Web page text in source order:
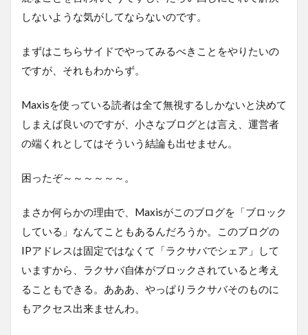
しないような気がしてならないのです。
まずはこちらサイドでやってみるべきことをやりたいの
ですが、それもわからず。
Maxisを使っている読者は全て無視するしかないと決めて
しまえば良いのですが、小さなブログとは言え、運営者
の端くれとしてはそういう結論も出せません。
困ったぞ～～～～～～。
まさか何らかの理由で、Maxisがこのブログを「ブロック
している」なんてこともあるんだろうか。このブログの
IPアドレスは固定ではなくて「ラクサバでシェア」して
いますから、ラクサバ自体がブロックされていると考え
ることもできる。あああ、やっぱりラクサバそのものに
もアクセス出来ませんわ。